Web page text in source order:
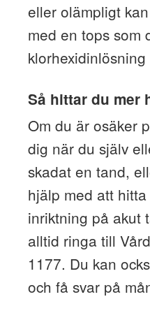
eller olämpligt
med en tops som
Så hittar du mer
Om du är osäker
dig när du själv
skadat en tand,
hjälp med att
inriktning på akut
alltid ringa till
1177. Du kan
och få svar på